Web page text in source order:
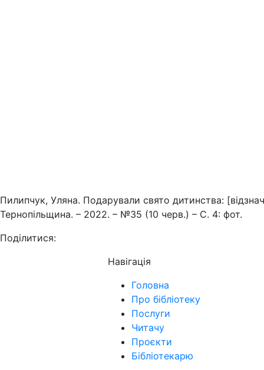
Пилипчук, Уляна. Подарували свято дитинства:
Тернопільщина. – 2022. – №35 (10 черв.) – С. 4: фот.
Поділитися:
Навігація
Головна
Про бібліотеку
Послуги
Читачу
Проєкти
Бібліотекарю